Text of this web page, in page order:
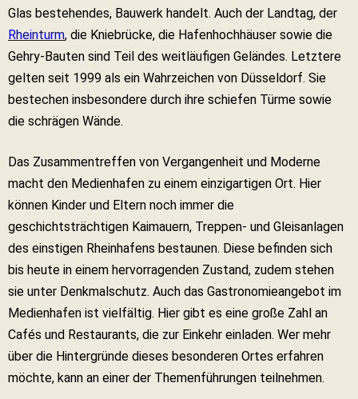
Glas bestehendes, Bauwerk handelt. Auch der Landtag, der
Rheinturm, die Kniebrücke, die Hafenhochhäuser sowie die
Gehry-Bauten sind Teil des weitläufigen Geländes. Letztere
gelten seit 1999 als ein Wahrzeichen von Düsseldorf. Sie
bestechen insbesondere durch ihre schiefen Türme sowie
die schrägen Wände.
Das Zusammentreffen von Vergangenheit und Moderne
macht den Medienhafen zu einem einzigartigen Ort. Hier
können Kinder und Eltern noch immer die
geschichtsträchtigen Kaimauern, Treppen- und Gleisanlagen
des einstigen Rheinhafens bestaunen. Diese befinden sich
bis heute in einem hervorragenden Zustand, zudem stehen
sie unter Denkmalschutz. Auch das Gastronomieangebot im
Medienhafen ist vielfältig. Hier gibt es eine große Zahl an
Cafés und Restaurants, die zur Einkehr einladen. Wer mehr
über die Hintergründe dieses besonderen Ortes erfahren
möchte, kann an einer der Themenführungen teilnehmen.